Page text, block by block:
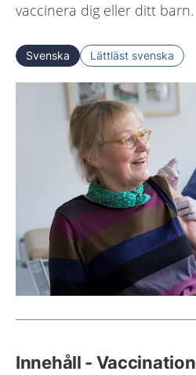
vaccinera dig eller ditt barn.
Svenska Lättläst svenska
Innehåll -